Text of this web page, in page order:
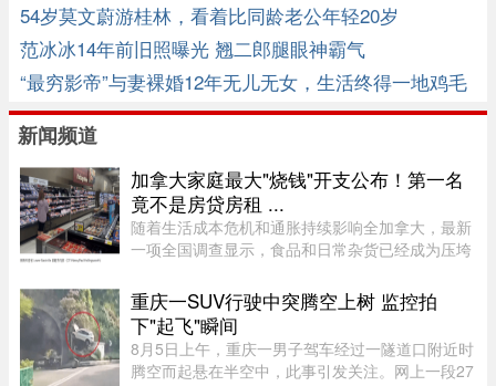
54岁莫文蔚游桂林，看着比同龄老公年轻20岁
范冰冰14年前旧照曝光 翘二郎腿眼神霸气
“最穷影帝”与妻裸婚12年无儿无女，生活终得一地鸡毛
新闻频道
加拿大家庭最大"烧钱"开支公布！第一名
竟不是房贷房租 ...
随着生活成本危机和通胀持续影响全加拿大，最新
一项全国调查显示，食品和日常杂货已经成为压垮
Narrative Research发布的调查发现，76%的加拿
大人表示，食品和杂货开支对家 ...
重庆一SUV行驶中突腾空上树 监控拍
下"起飞"瞬间
8月5日上午，重庆一男子驾车经过一隧道口附近时
腾空而起悬在半空中，此事引发关注。网上一段27